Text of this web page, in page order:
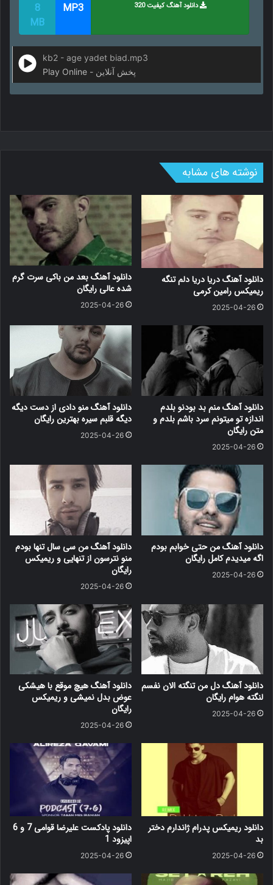
دانلود آهنگ کیفیت 320 MP3
8
MB
kb2 - age yadet biad.mp3
Play Online - پخش آنلاین
نوشته های مشابه
دانلود آهنگ دریا دریا دلم تنگه
ریمیکس رامین کرمی
2025-04-26
دانلود آهنگ بعد من باکی سرت گرم
شده عالی رایگان
2025-04-26
دانلود آهنگ منم بد بودنو بلدم
اندازه تو میتونم سرد باشم بلدم و
متن رایگان
2025-04-26
دانلود آهنگ منو دادی از دست دیگه
دیگه قلبم سیره بهترین رایگان
2025-04-26
دانلود آهنگ من حتی خوابم بودم
اگه میدیدم کامل رایگان
2025-04-26
دانلود آهنگ من سی سال تنها بودم
منو نترسون از تنهایی و ریمیکس
رایگان
2025-04-26
دانلود آهنگ دل من تنگته الان نفسم
لنگته هوام رایگان
2025-04-26
دانلود آهنگ هیچ موقع با هیشکی
عوض بدل نمیشی و ریمیکس
رایگان
2025-04-26
دانلود ریمیکس پدرام ژاندارم دختر
بد
2025-04-26
دانلود پادکست علیرضا قوامی 7 و 6
اپیزود 1
2025-04-26